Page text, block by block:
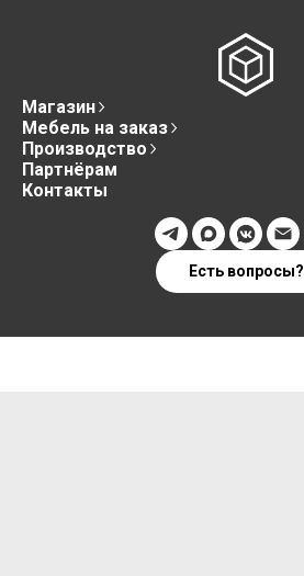
Магазин
Мебель на заказ
Производство
Партнёрам
Контакты
Есть вопросы?